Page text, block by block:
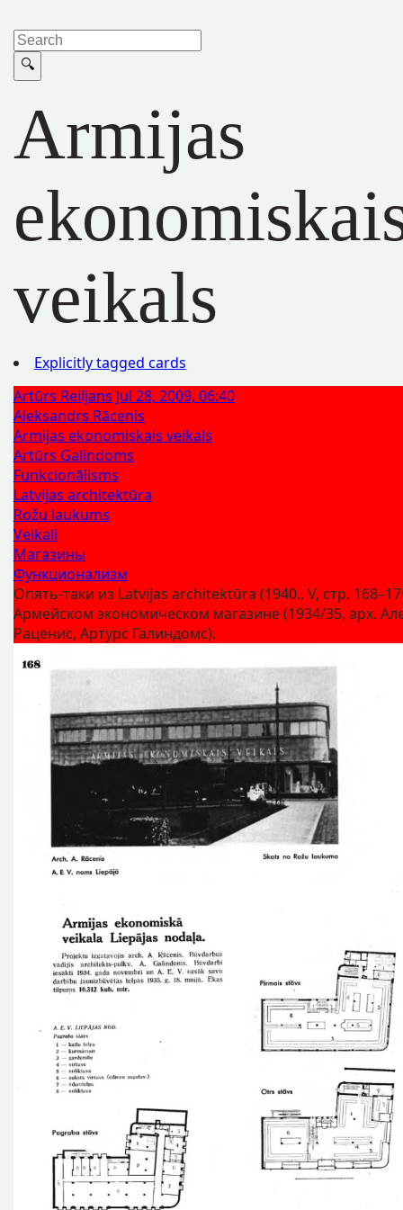
Armijas
veikals
Explicitly tagged cards
Artūrs Reiljans Jul 28, 2009, 06:40
Aleksandrs Rācenis
Armijas ekonomiskais veikals
Artūrs Galindoms
Funkcionālisms
Latvijas architektūra
Rožu laukums
Veikali
Магазины
Функционализм
Опять-таки из Latvijas architektūra (1940., V, стр.
Армейском экономическом магазине (1934/35, арх.
Раценис, Артурс Галиндомс).